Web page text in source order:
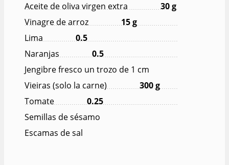
Aceite de oliva virgen extra
30g
Vinagre de arroz
15g
Lima
0.5
Naranjas
0.5
Jengibre fresco un trozo de 1 cm
Vieiras (solo la carne)
300g
Tomate
0.25
Semillas de sésamo
Escamas de sal